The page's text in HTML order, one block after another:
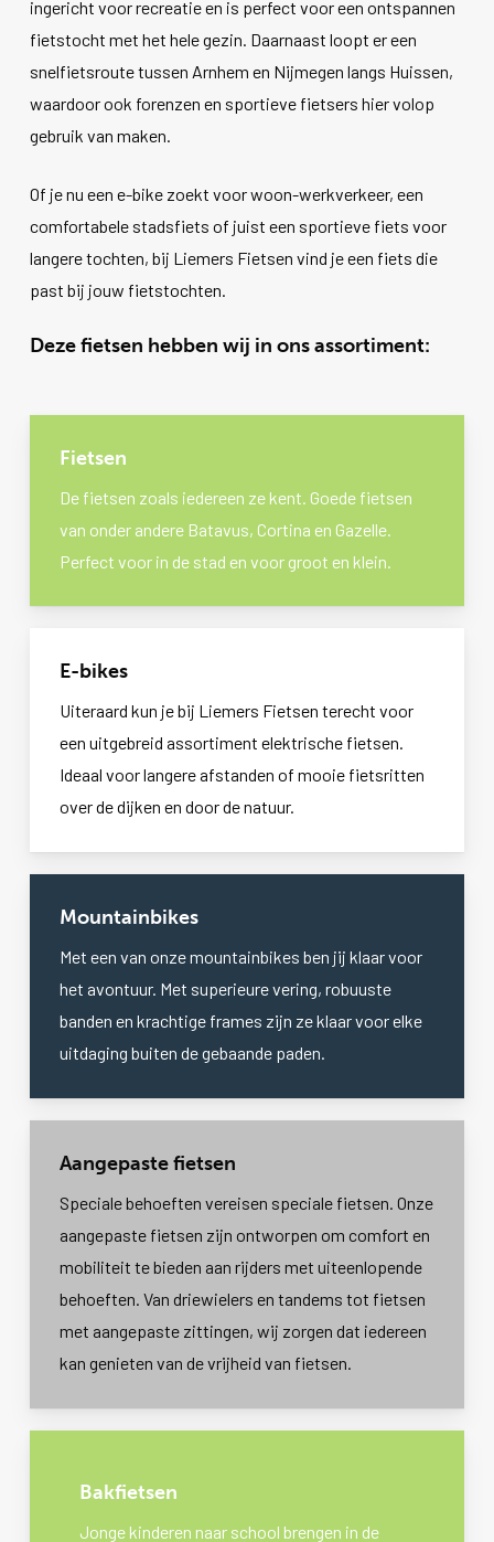
ingericht voor recreatie en is perfect voor een ontspannen
fietstocht met het hele gezin. Daarnaast loopt er een
snelfietsroute tussen Arnhem en Nijmegen langs Huissen,
waardoor ook forenzen en sportieve fietsers hier volop
gebruik van maken.
Of je nu een e-bike zoekt voor woon-werkverkeer, een
comfortabele stadsfiets of juist een sportieve fiets voor
langere tochten, bij Liemers Fietsen vind je een fiets die
past bij jouw fietstochten.
Deze fietsen hebben wij in ons assortiment:
Fietsen
De fietsen zoals iedereen ze kent. Goede fietsen
van onder andere Batavus, Cortina en Gazelle.
Perfect voor in de stad en voor groot en klein.
E-bikes
Uiteraard kun je bij Liemers Fietsen terecht voor
een uitgebreid assortiment elektrische fietsen.
Ideaal voor langere afstanden of mooie fietsritten
over de dijken en door de natuur.
Mountainbikes
Met een van onze mountainbikes ben jij klaar voor
het avontuur. Met superieure vering, robuuste
banden en krachtige frames zijn ze klaar voor elke
uitdaging buiten de gebaande paden.
Aangepaste fietsen
Speciale behoeften vereisen speciale fietsen. Onze
aangepaste fietsen zijn ontworpen om comfort en
mobiliteit te bieden aan rijders met uiteenlopende
behoeften. Van driewielers en tandems tot fietsen
met aangepaste zittingen, wij zorgen dat iedereen
kan genieten van de vrijheid van fietsen.
Bakfietsen
Jonge kinderen naar school brengen in de